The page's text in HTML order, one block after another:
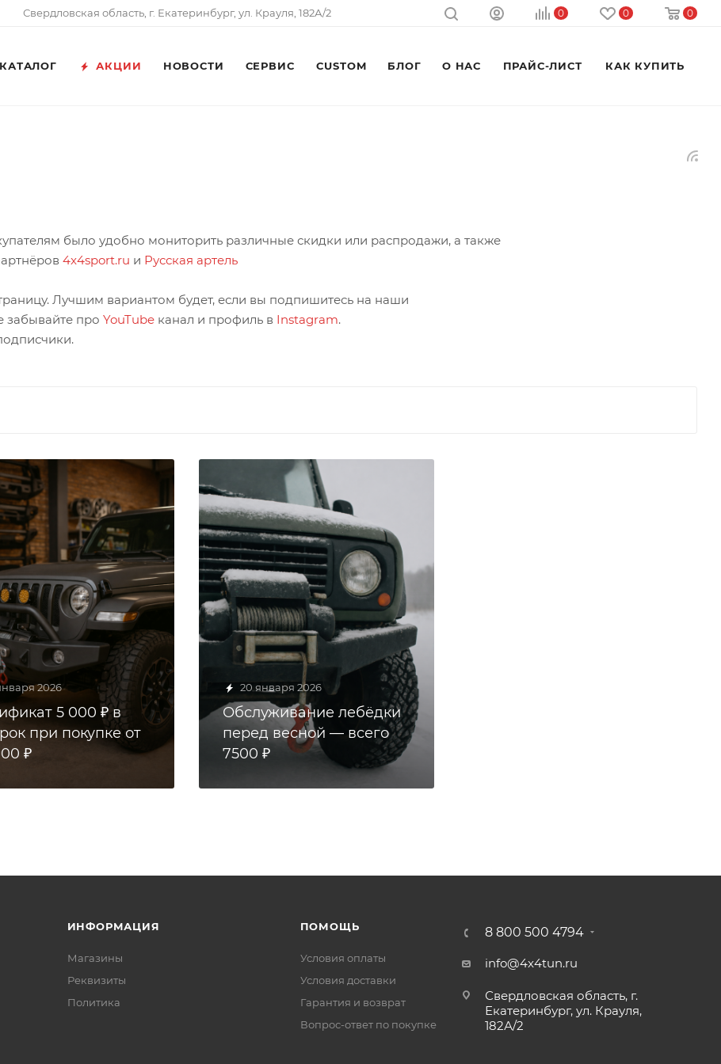
Свердловская область, г. Екатеринбург, ул. Крауля, 182А/2 0 0 0
КАТАЛОГ АКЦИИ НОВОСТИ СЕРВИС CUSTOM БЛОГ О НАС ПРАЙС-ЛИСТ КАК КУПИТЬ
было удобно мониторить различные скидки или распродажи, а также
4x4sport.ru и Русская артель
Лучшим вариантом будет, если вы подпишитесь на наши
забывайте про YouTube канал и профиль в Instagram.
2026
5 000 ₽ в
при покупке от
₽
20 января 2026
Обслуживание лебёдки
перед весной — всего
7500 ₽
ИНФОРМАЦИЯ
Магазины
Реквизиты
Политика
ПОМОЩЬ
Условия оплаты
Условия доставки
Гарантия и возврат
Вопрос-ответ по покупке
8 800 500 4794
info@4x4tun.ru
Свердловская область, г.
Екатеринбург, ул. Крауля,
182А/2